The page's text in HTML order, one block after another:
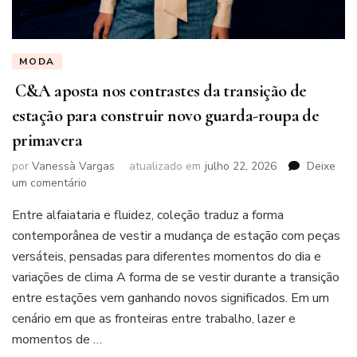
MODA
C&A aposta nos contrastes da transição de
estação para construir novo guarda-roupa de
primavera
por Vanessà Vargas atualizado em julho 22, 2026
Deixe
um comentário
aposta
nos
contrastes
da
transição
de
estação
Entre alfaiataria e fluidez, coleção traduz a forma
contemporânea de vestir a mudança de estação com peças
versáteis, pensadas para diferentes momentos do dia e
variações de clima A forma de se vestir durante a transição
entre estações vem ganhando novos significados. Em um
cenário em que as fronteiras entre trabalho, lazer e
momentos de …